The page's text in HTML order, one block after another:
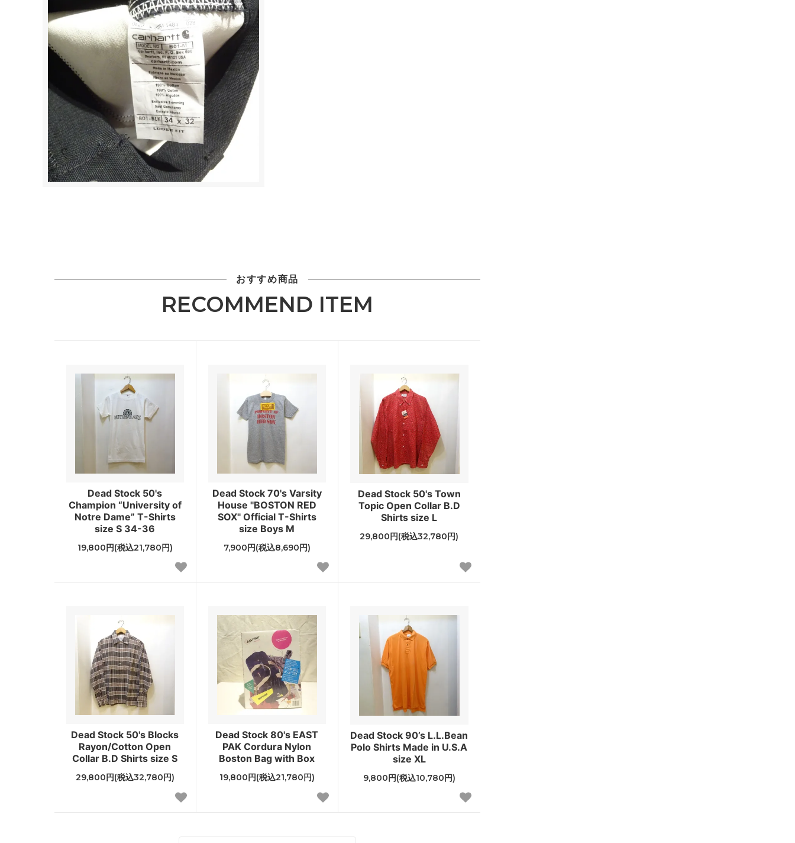
おすすめ商品
RECOMMEND ITEM
Dead Stock 50's
Champion “University of
Notre Dame” T-Shirts
size S 34-36
19,800円(税込21,780円)
Dead Stock 70's Varsity
House "BOSTON RED
SOX" Official T-Shirts
size Boys M
7,900円(税込8,690円)
Dead Stock 50's Town
Topic Open Collar B.D
Shirts size L
29,800円(税込32,780円)
Dead Stock 50's Blocks
Rayon/Cotton Open
Collar B.D Shirts size S
29,800円(税込32,780円)
Dead Stock 80's EAST
PAK Cordura Nylon
Boston Bag with Box
19,800円(税込21,780円)
Dead Stock 90’s L.L.Bean
Polo Shirts Made in U.S.A
size XL
9,800円(税込10,780円)